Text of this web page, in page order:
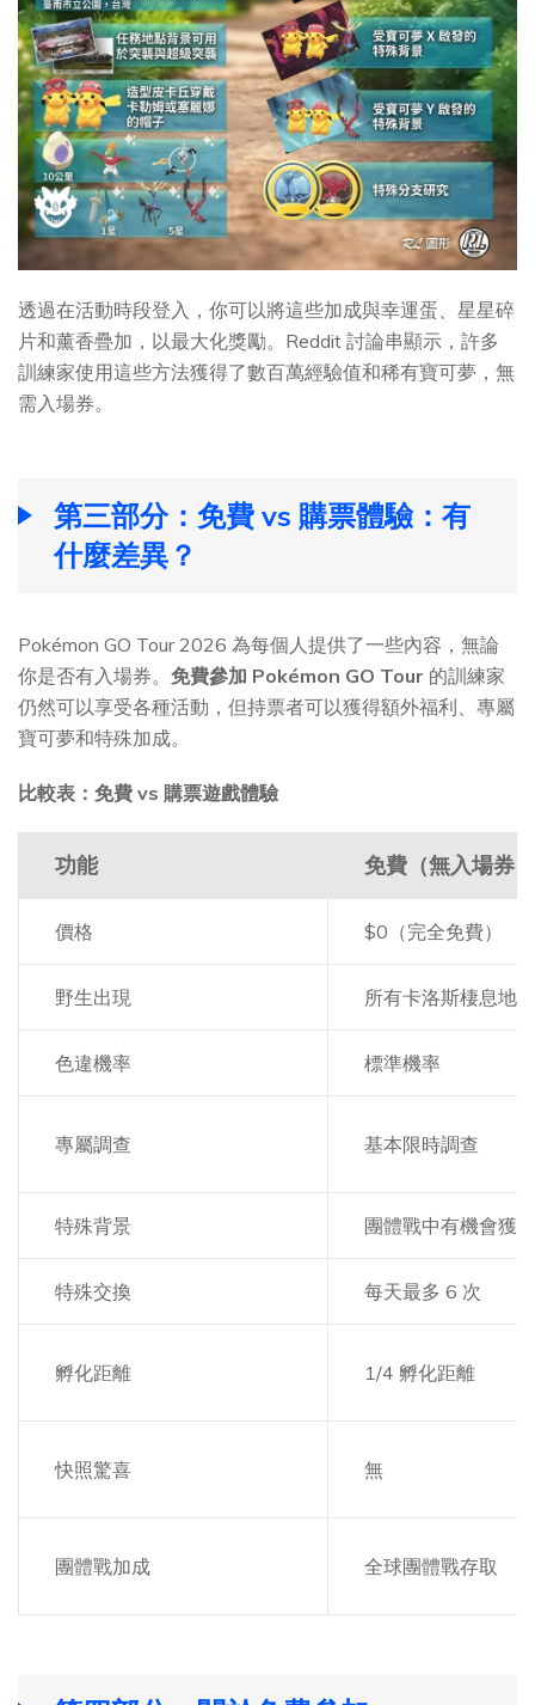
透過在活動時段登入，你可以將這些加成與幸運蛋、星星碎
片和薰香疊加，以最大化獎勵。Reddit 討論串顯示，許多
訓練家使用這些方法獲得了數百萬經驗值和稀有寶可夢，無
需入場券。
第三部分：免費 vs 購票體驗：有
什麼差異？
Pokémon GO Tour 2026 為每個人提供了一些內容，無論
你是否有入場券。 免費參加 Pokémon GO Tour 的訓練家
仍然可以享受各種活動，但持票者可以獲得額外福利、專屬
寶可夢和特殊加成。
比較表：免費 vs 購票遊戲體驗
功能 免費（無入場券）
價格 $0（完全免費）
野生出現 所有卡洛斯棲息地
色違機率 標準機率
專屬調查 基本限時調查
特殊背景 團體戰中有機會獲得
特殊交換 每天最多 6 次
孵化距離 1/4 孵化距離
快照驚喜 無
團體戰加成 全球團體戰存取